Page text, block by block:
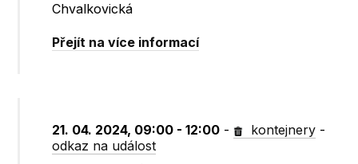
Chvalkovická
Přejít na více informací
21. 04. 2024, 09:00 - 12:00 - kontejnery -
odkaz na událost